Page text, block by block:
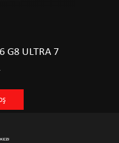
G8 ULTRA 7